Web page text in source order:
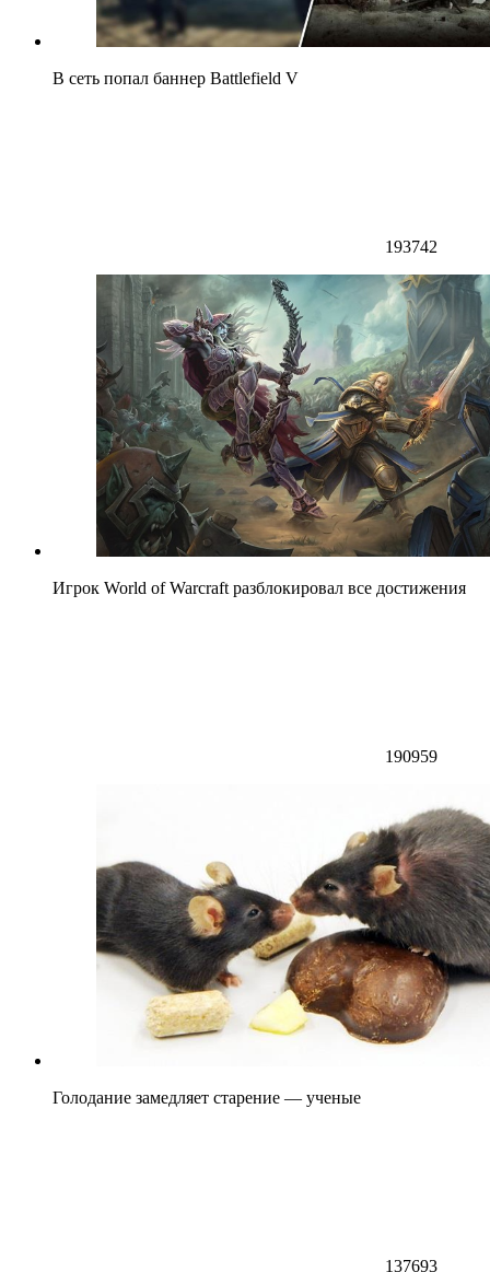
В сеть попал баннер Battlefield V
193742
Игрок World of Warcraft разблокировал все достижения
190959
Голодание замедляет старение — ученые
137693